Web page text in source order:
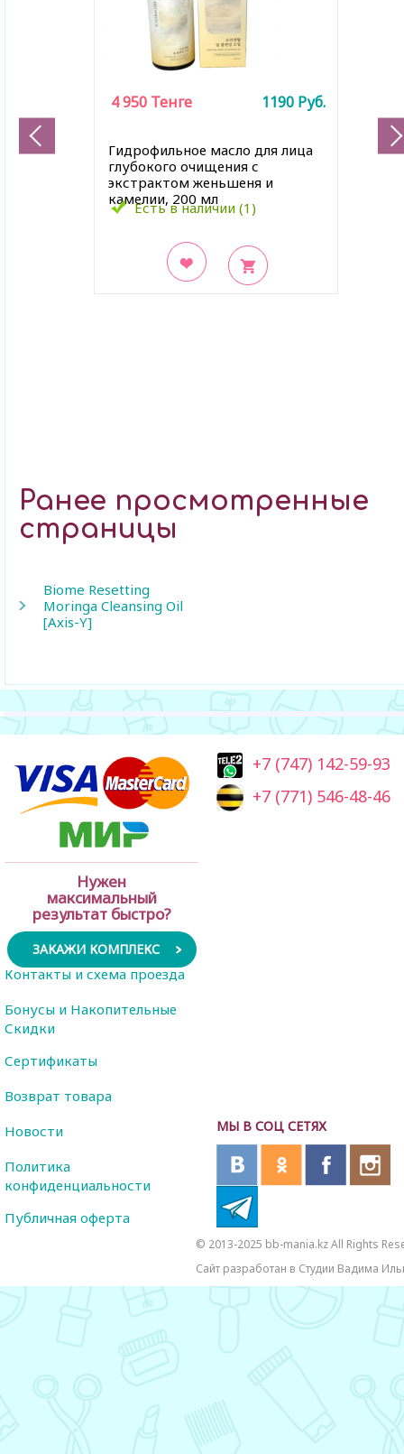
Гидрофильное масло для лица
глубокого очищения с
экстрактом женьшеня и
камелии, 200 мл
Есть в наличии (1)
4 950 Тенге 1190 Руб.
Ранее просмотренные
страницы
Biome Resetting
Moringa Cleansing Oil
[Axis-Y]
Нужен
максимальный
результат быстро?
ЗАКАЖИ КОМПЛЕКС
+7 (747) 142-59-93
+7 (771) 546-48-46
МЫ В СОЦ СЕТЯХ
Контакты и схема проезда
Бонусы и Накопительные
Скидки
Сертификаты
Возврат товара
Новости
Политика
конфиденциальности
Публичная оферта
© 2013-2025 bb-mania.kz All Rights
Сайт разработан в Студии Вадима